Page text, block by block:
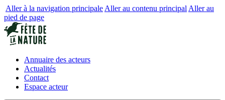
Aller à la navigation principale Aller au contenu principal Aller au
pied de page
Annuaire des acteurs
Actualités
Contact
Espace acteur